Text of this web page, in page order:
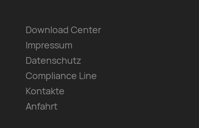
Download Center
Impressum
Datenschutz
Compliance Line
Kontakte
Anfahrt